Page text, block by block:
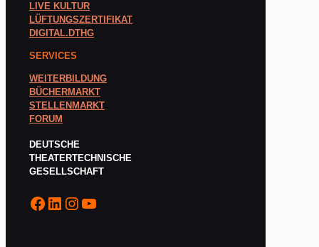
LIVE KULTUR
LÜFTUNGSZERTIFIKAT
DIGITAL.DTHG
SERVICES
WEITERBILDUNG
BÜCHERMARKT
STELLENMARKT
FORUM
DEUTSCHE
THEATERTECHNISCHE
GESELLSCHAFT
Facebook
LinkedIn
Instagram
YouTube